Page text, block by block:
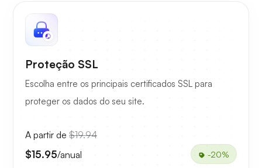
Proteção SSL
Escolha entre os principais certificados SSL para
proteger os dados do seu site.
A partir de $19.94
$15.95/anual -20%